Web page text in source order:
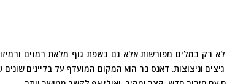
רק במלים מפורשות אלא גם בשפת גוף מלאת רמזים
וניצוצות. דאנס בר הוא המקום המועדף על בליינים